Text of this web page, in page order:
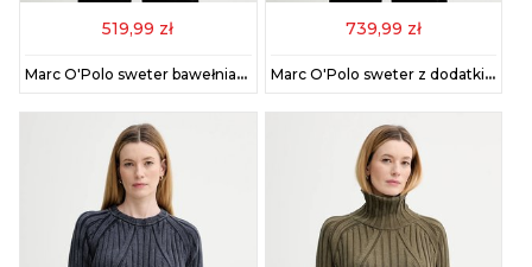
519,99 zł
Marc O'Polo sweter bawełniany damski kolor niebieski 600605960323
739,99 zł
Marc O'Polo sweter z dodatkiem wełny damski kolor szary z półgolfem 5000007474